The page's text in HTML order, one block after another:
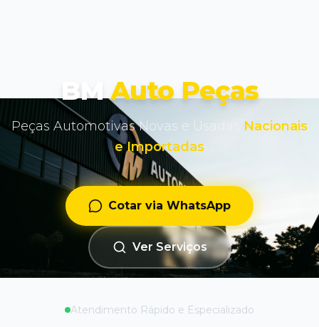
BM Auto Peças
Peças Automotivas Novas e Usadas Nacionais
e Importadas
Cotar via WhatsApp
Ver Serviços
Atendimento Rápido e Especializado